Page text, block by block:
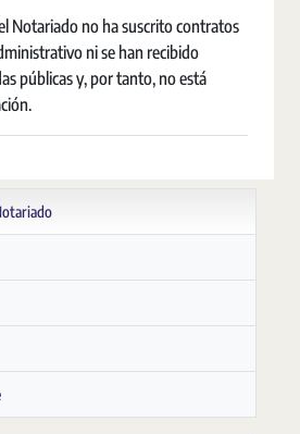
Notariado no ha suscrito contratos
ni se han recibido
públicas y, por tanto, no está